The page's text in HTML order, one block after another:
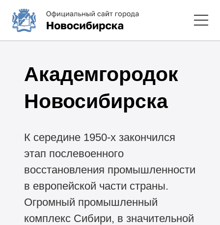
Академгородок
Новосибирска
К середине 1950-хзакончился
этап послевоенного
восстановления промышленности
в европейской части страны.
Огромный промышленный
комплекс Сибири, в значительной